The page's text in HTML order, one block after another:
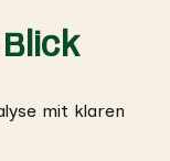
mit klaren